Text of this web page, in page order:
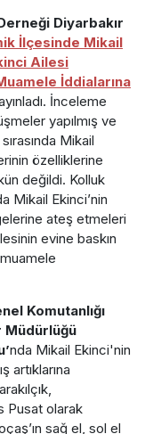
Diyarbakır
İlçesinde Mikail
Ailesi
İddialarına
İnceleme
yapılmış ve
Mikail
özelliklerine
değildi. Kolluk
Mikail Ekinci’nin
ateş etmeleri
evine baskın
Komutanlığı
Müdürlüğü
nda Mikail Ekinci'nin
artıklarına
Pusat olarak
sağ el, sol el